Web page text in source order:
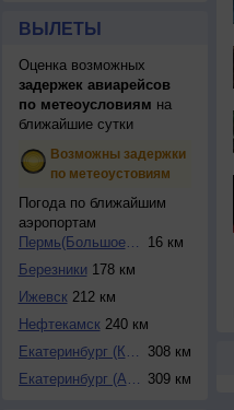
ВЫЛЕТЫ
Оценка возможных
задержек авиарейсов
по метеоусловиям на
ближайшие сутки
Возможны задержки
по метеоустовиям
Погода по ближайшим
аэропортам
Пермь(Большое Сав...
16 км
Березники 178 км
Ижевск212 км
Нефтекамск240 км
Екатеринбург (Кол...
308 км
Екатеринбург (Ара... 309 км